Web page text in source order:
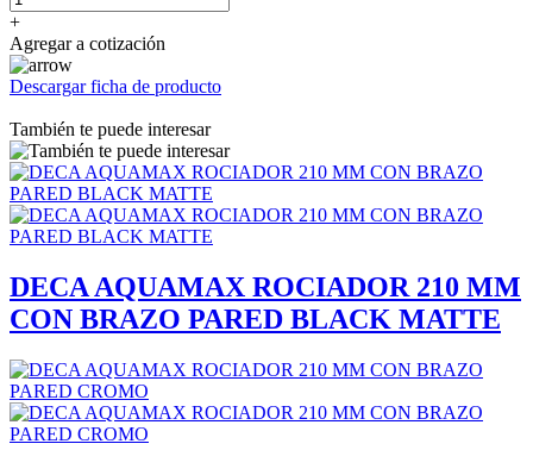
+
Agregar a cotización
Descargar ficha de producto
También te puede interesar
DECA AQUAMAX ROCIADOR 210 MM
CON BRAZO PARED BLACK MATTE